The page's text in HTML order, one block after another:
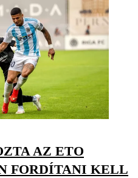
AZ ETO
FORDÍTANI KELL